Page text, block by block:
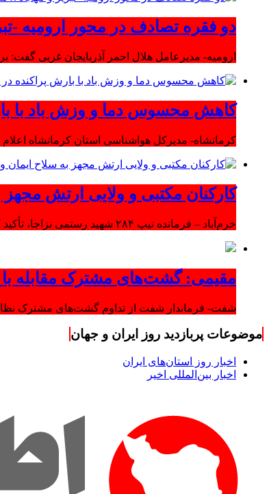
دو فقره تصادف در محور ارومیه -تبریز و مهاباد ۸
ارومیه- مدیرعامل هلال احمر آذربایجان غربی گفت: بر اثر
کاهش محسوس دما و وزش باد با
کرمانشاه- مدیرکل هواشناسی استان کرمانشاه
کارکنان مکتبی و ولایی ارتش
خرم‌آباد – فرمانده تیپ ۲۸۴ شهید رستمی نزاجا، تأکید کرد: کارکنان مکتبی و ولایی ارتش مجهز به سلاح ایمان و معنویت هستند.
مقیمی: گشت‌های مشترک مقابله
شفت- فرماندار شفت از تداوم گشت‌های مشترک
موضوعات پربازدید روز ایران و جهان
اخبار روز استان‌های ایران
اخبار بین‌المللی اخیر